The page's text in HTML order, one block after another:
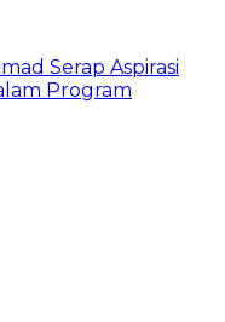
Serap Aspirasi
Program